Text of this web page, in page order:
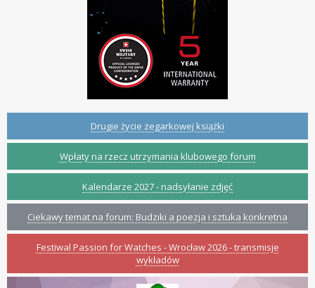
Drugie życie zegarkowej książki
Wpłaty na rzecz utrzymania klubowego forum
Kalendarze 2027 - nadsyłanie zdjęć
Ciekawy temat na forum: Budziki a poezja i sztuka konkretna
Festiwal Passion for Watches - Wrocław 2026 - transmisje
wykładów